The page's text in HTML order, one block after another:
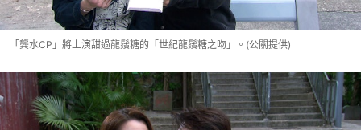
「龔水CP」將上演甜過龍鬚糖的「世紀龍鬚糖之吻」。(公關提供)